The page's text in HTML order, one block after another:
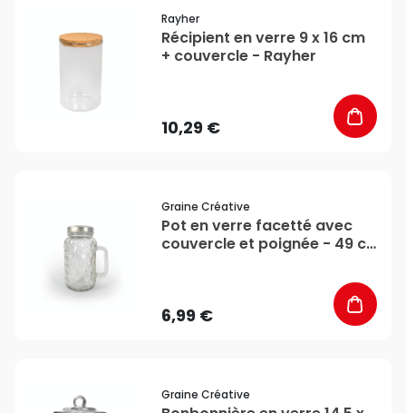
Rayher
Récipient en verre 9 x 16 cm
+ couvercle - Rayher
10,29 €
Graine Créative
Pot en verre facetté avec
couvercle et poignée - 49 cl
6,99 €
Graine Créative